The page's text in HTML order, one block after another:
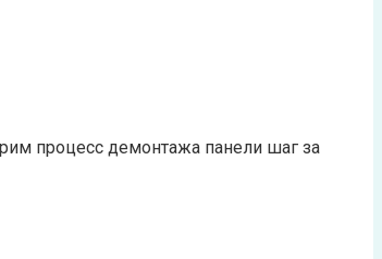
процесс демонтажа панели шаг за